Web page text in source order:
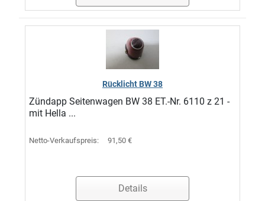
Rücklicht BW 38
Zündapp Seitenwagen BW 38 ET.-Nr. 6110 z 21 -
mit Hella ...
Netto-Verkaufspreis: 91,50 €
Details